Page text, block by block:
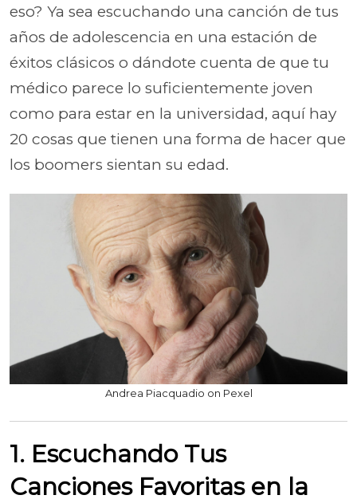
eso? Ya sea escuchando una canción de tus
años de adolescencia en una estación de
éxitos clásicos o dándote cuenta de que tu
médico parece lo suficientemente joven
como para estar en la universidad, aquí hay
20 cosas que tienen una forma de hacer que
los boomers sientan su edad.
Andrea Piacquadio on Pexel
1. Escuchando Tus
Canciones Favoritas en la